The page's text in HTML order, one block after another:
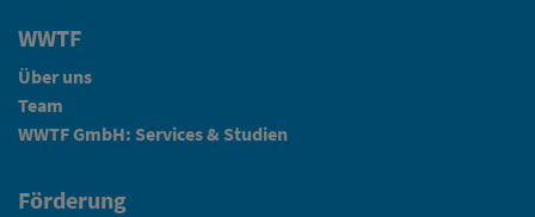
WWTF
Über uns
Team
WWTF GmbH: Services & Studien
Förderung